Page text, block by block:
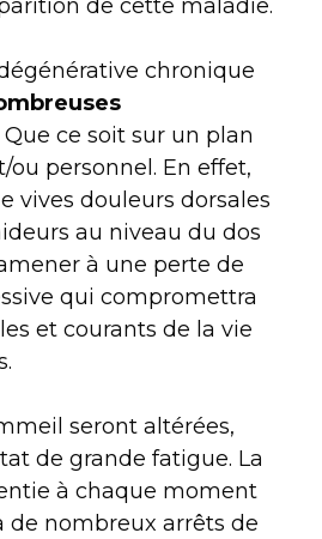
de cette maladie.
chronique
Que ce soit sur un plan
ou personnel. En effet,
vives douleurs dorsales
au niveau du dos
à une perte de
qui compromettra
et courants de la vie
seront altérées,
de grande fatigue. La
à chaque moment
de nombreux arrêts de